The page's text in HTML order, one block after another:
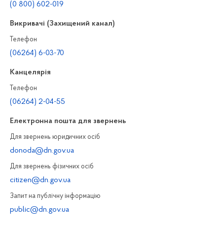
(0 800) 602-019
Викривачі (Захищений канал)
Телефон
(06264) 6-03-70
Канцелярiя
Телефон
(06264) 2-04-55
Електронна пошта для звернень
Для звернень юридичних осiб
donoda@dn.gov.ua
Для звернень фізичних осiб
citizen@dn.gov.ua
Запит на публiчну інформацiю
public@dn.gov.ua